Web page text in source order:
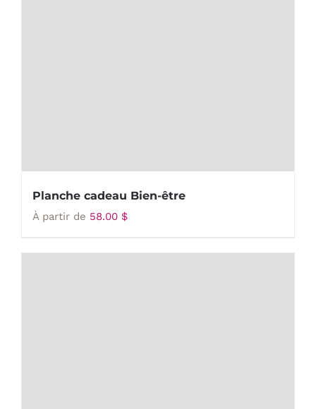
Planche cadeau Bien-être
À partir de 58.00 $